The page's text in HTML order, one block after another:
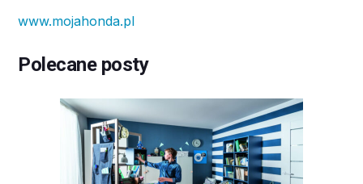
www.mojahonda.pl
Polecane posty